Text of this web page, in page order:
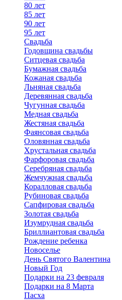
80 лет
85 лет
90 лет
95 лет
Свадьба
Годовщина свадьбы
Ситцевая свадьба
Бумажная свадьба
Кожаная свадьба
Льняная свадьба
Деревянная свадьба
Чугунная свадьба
Медная свадьба
Жестяная свадьба
Фаянсовая свадьба
Оловянная свадьба
Хрустальная свадьба
Фарфоровая свадьба
Серебряная свадьба
Жемчужная свадьба
Коралловая свадьба
Рубиновая свадьба
Сапфировая свадьба
Золотая свадьба
Изумрудная свадьба
Бриллиантовая свадьба
Рождение ребенка
Новоселье
День Святого Валентина
Новый Год
Подарки на 23 февраля
Подарки на 8 Марта
Пасха